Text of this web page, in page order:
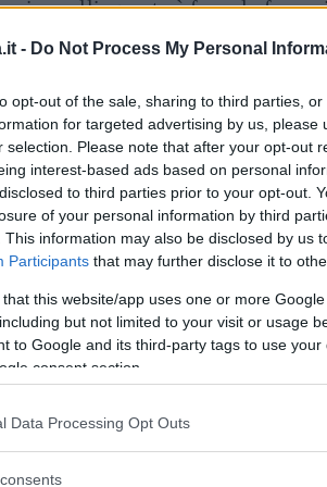
- Do Not Process My Personal
opt-out of the sale, sharing to third parties,
for targeted advertising by us, please
selection. Please note that after your opt-out
interest-based ads based on personal
to third parties prior to your opt-out.
of your personal information by third
This information may also be disclosed by us
Participants that may further disclose it to
that this website/app uses one or more
but not limited to your visit or usage
to Google and its third-party tags to use
consent section.
Data Processing Opt Outs
ai capelli, questa è forse la fase
momento ideale per tagliarli e per
in cui comincia a
per concentrarsi sui trattamenti di
pelle. In questa fase, la pelle è
momento ideale per fare
a trattenere l’acqua. Inoltre, è
per la crescita dei capelli.
mese in cui l’emisfero lunare
fase di Luna Piena porta con sé
In questo ciclo, i capelli sono